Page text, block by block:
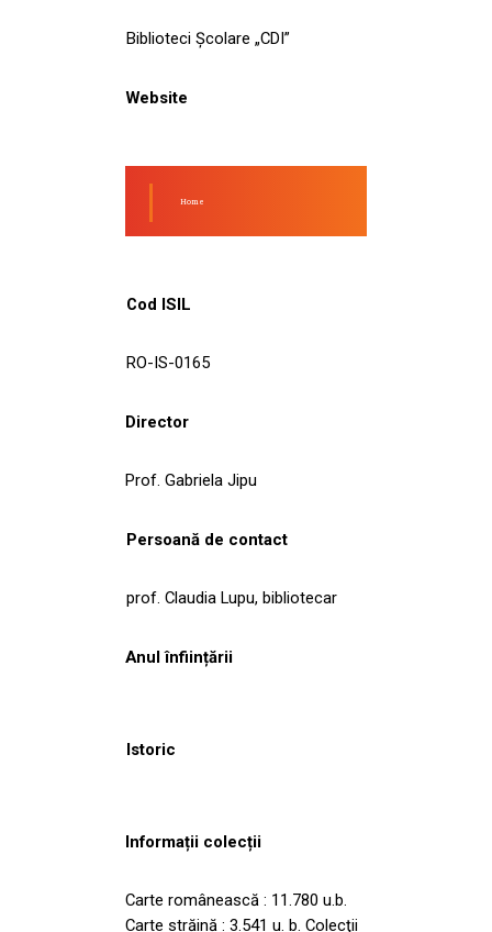
Biblioteci Școlare „CDI”
Website
Home
Cod ISIL
RO-IS-0165
Director
Prof. Gabriela Jipu
Persoană de contact
prof. Claudia Lupu, bibliotecar
Anul înființării
Istoric
Informații colecții
Carte românească : 11.780 u.b.
Carte străină : 3.541 u. b. Colecţii